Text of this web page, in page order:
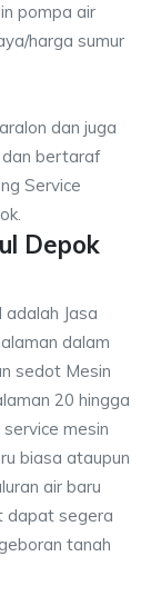
pompa air
harga sumur
dan juga
dan bertaraf
Service
Depok
Jasa
dalam
sedot Mesin
20 hingga
mesin
biasa ataupun
air baru
dapat segera
tanah